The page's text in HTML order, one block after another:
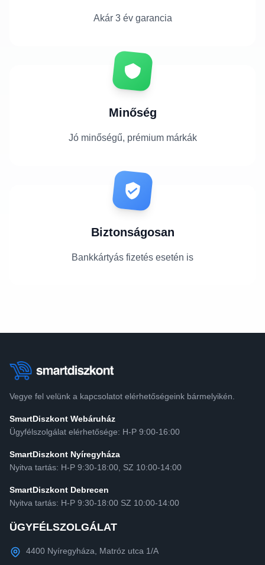
Akár 3 év garancia
Minőség
Jó minőségű, prémium márkák
Biztonságosan
Bankkártyás fizetés esetén is
Vegye fel velünk a kapcsolatot elérhetőségeink bármelyikén.
SmartDiszkont Webáruház
Ügyfélszolgálat elérhetősége: H-P 9:00-16:00
SmartDiszkont Nyíregyháza
Nyitva tartás: H-P 9:30-18:00, SZ 10:00-14:00
SmartDiszkont Debrecen
Nyitva tartás: H-P 9:30-18:00 SZ 10:00-14:00
ÜGYFÉLSZOLGÁLAT
4400 Nyíregyháza, Matróz utca 1/A